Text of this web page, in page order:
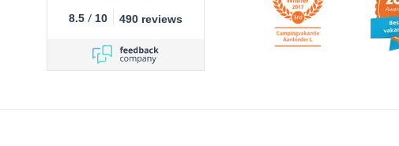
8.5 / 10 490 reviews